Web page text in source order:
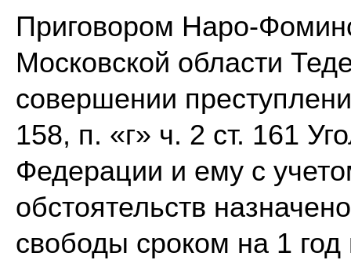
Приговором Наро-
Московской области
совершении
158, п. «г» ч. 2 ст. 161
Федерации и ему с
обстоятельств
свободы сроком на 1